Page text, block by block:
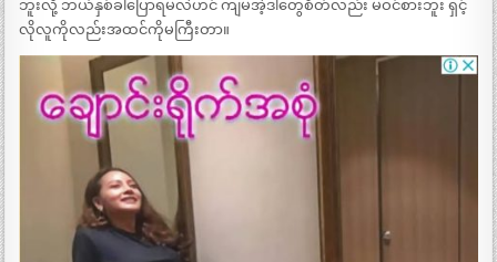
ဘူးလို့ ဘယ်နှစ်ခါပြောရမလဲဟင် ကျမအဲ့ဒါတွေစိတ်လည်း မဝင်စားဘူး ရှင့်
လိုလူကိုလည်းအထင်ကိုမကြီးတာ။